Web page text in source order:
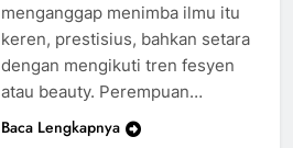
menganggap menimba ilmu itu
keren, prestisius, bahkan setara
dengan mengikuti tren fesyen
atau beauty. Perempuan…
Baca Lengkapnya